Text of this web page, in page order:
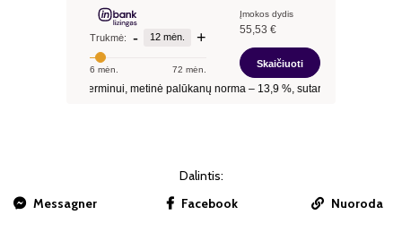
Dalintis:
Messagner
Facebook Nuoroda